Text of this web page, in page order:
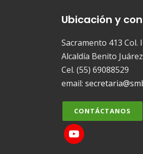
Ubicación y
Sacramento 413
Alcaldía Benito
Cel. (55) 69088529
email:
CONTÁCTANOS